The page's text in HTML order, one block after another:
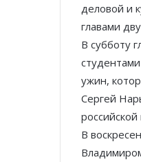
деловой и
главами
В субботу
ужин,
Сергей
В